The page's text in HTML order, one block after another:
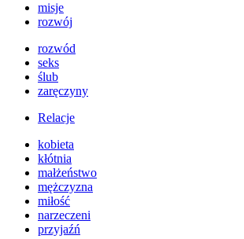
misje
rozwój
rozwód
seks
ślub
zaręczyny
Relacje
kobieta
kłótnia
małżeństwo
mężczyzna
miłość
narzeczeni
przyjaźń